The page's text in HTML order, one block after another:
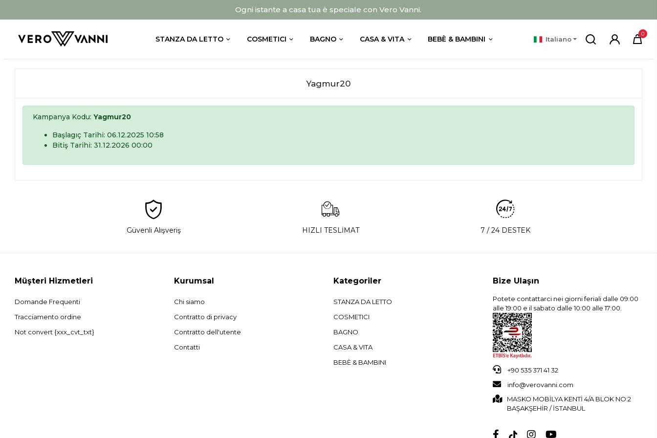
Ogni istante a casa tua è speciale con Vero Vanni.
STANZA DA LETTO COSMETICI BAGNO CASA & VITA BEBÈ & BAMBINI Italiano
0
Yagmur20
Kampanya Kodu:Yagmur20
Başlagıç Tarihi: 06.12.2025 10:58
Bitiş Tarihi: 31.12.2026 00:00
Güvenli Alışveriş HIZLI TESLİMAT 7 / 24 DESTEK
Müşteri Hizmetleri
Domande Frequenti
Tracciamento ordine
Not convert {xxx_cvt_txt}
Kurumsal
Chi siamo
Contratto di privacy
Contratto dell'utente
Contatti
Kategoriler
STANZA DA LETTO
COSMETICI
BAGNO
CASA & VITA
BEBÈ & BAMBINI
Bize Ulaşın
Potete contattarci nei giorni feriali dalle 09:00
alle 19:00 e il sabato dalle 10:00 alle 17:00.
+90 535 371 41 32
info@verovanni.com
MASKO MOBİLYA KENTİ 4/A BLOK NO:2
BAŞAKŞEHİR / İSTANBUL